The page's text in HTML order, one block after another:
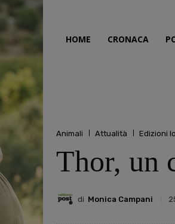
HOME CRONACA
Animali Attualità Edizioni
Thor, un
di Monica Campani